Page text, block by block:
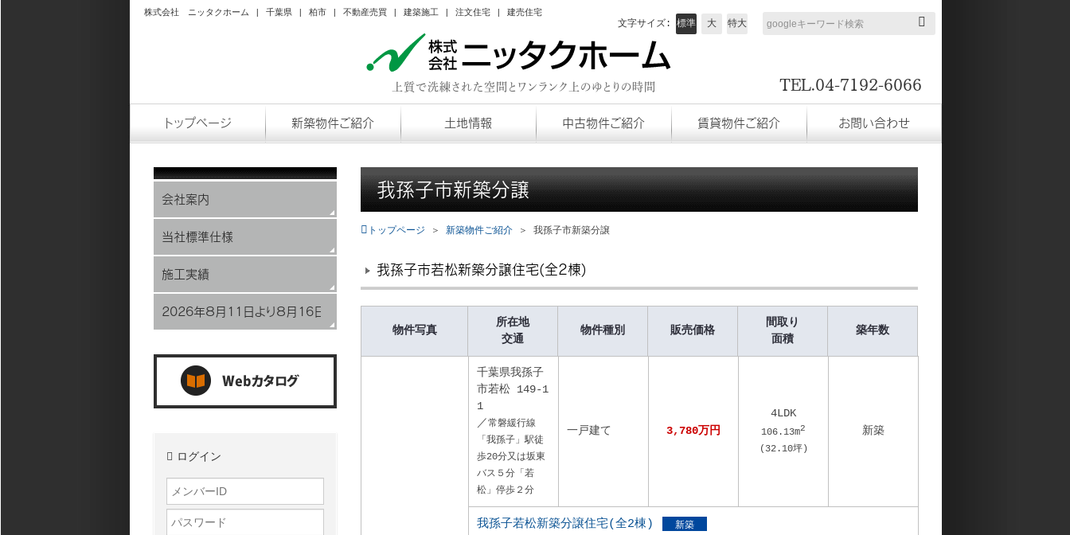
株式会社 ニッタクホーム | 千葉県 | 柏市 | 不動産売買 | 建築施工 | 注文住宅 | 建売住宅
上質で洗練された空間とワンランク上のゆとりの時間 TEL.04-7192-6066
文字サイズ: 標準 大 特大
トップページ 新築物件ご紹介 土地情報 中古物件ご紹介 賃貸物件ご紹介 お問い合わせ
会社案内
当社標準仕様
施工実績
2026年８月11日より８月16日まで夏季休暇です
ログイン
我孫子市新築分譲
トップページ ＞ 新築物件ご紹介 ＞ 我孫子市新築分譲
我孫子市若松新築分譲住宅(全2棟)
物件写真
所在地
交通
物件種別 販売価格
間取り
面積
築年数
千葉県我孫子
市若松 149-1
1
／常磐緩行線
「我孫子」駅徒
歩20分又は坂東
バス５分「若
松」停歩２分
一戸建て 3,780万円
4LDK
106.13m2
( 32.10坪)
新築
我孫子若松新築分譲住宅(全2棟) 新築